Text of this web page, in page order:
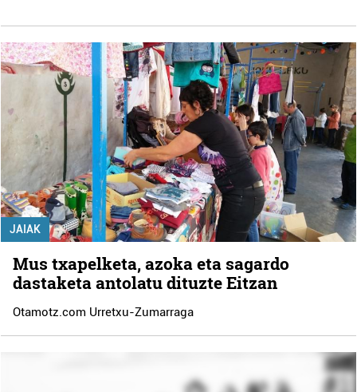
JAIAK
Mus txapelketa, azoka eta sagardo
dastaketa antolatu dituzte Eitzan
Otamotz.com Urretxu-Zumarraga